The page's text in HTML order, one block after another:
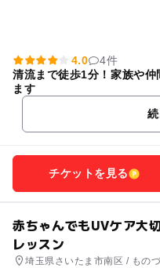
4.0
4件
清流まで徒歩1分！家族や
ます
チケットを見る
赤ちゃんでもUVケア大
レッスン
埼玉県さいたま市南区 / もの